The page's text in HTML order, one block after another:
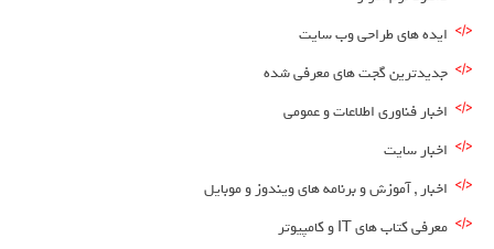
ایده های طراحی وب سایت
جدیدترین گجت های معرفی شده
اخبار فناوری اطلاعات و عمومی
اخبار سایت
اخبار , آموزش و برنامه های ویندوز و موبایل
معرفی کتاب های IT و کامپیوتر